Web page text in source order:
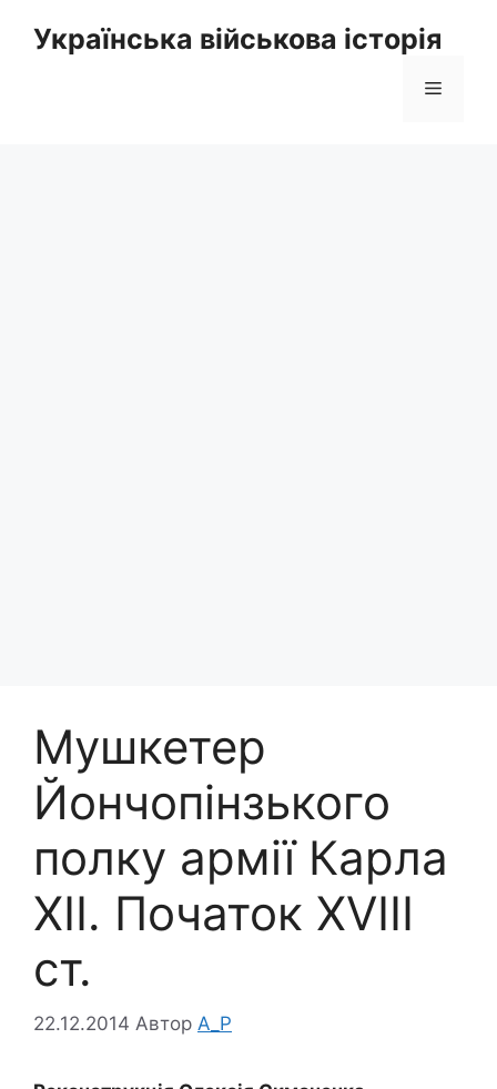
Українська військова історія
Меню
Мушкетер
Йончопінзького
полку армії Карла
ХІІ. Початок XVIII
ст.
22.12.2014 Автор A_P